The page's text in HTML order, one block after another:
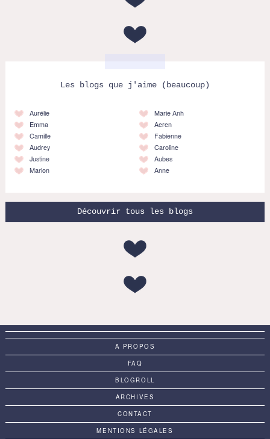
Les blogs que j'aime (beaucoup)
Aurélie
Emma
Camille
Audrey
Justine
Marion
Marie Anh
Aeren
Fabienne
Caroline
Aubes
Anne
Découvrir tous les blogs
A PROPOS
FAQ
BLOGROLL
ARCHIVES
CONTACT
MENTIONS LÉGALES